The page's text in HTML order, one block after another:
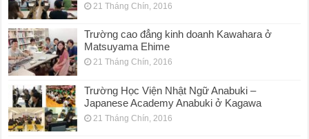
21 Tháng Chín, 2016
Trường cao đẳng kinh doanh Kawahara ở
Matsuyama Ehime
21 Tháng Chín, 2016
Trường Học Viện Nhật Ngữ Anabuki –
Japanese Academy Anabuki ở Kagawa
21 Tháng Chín, 2016